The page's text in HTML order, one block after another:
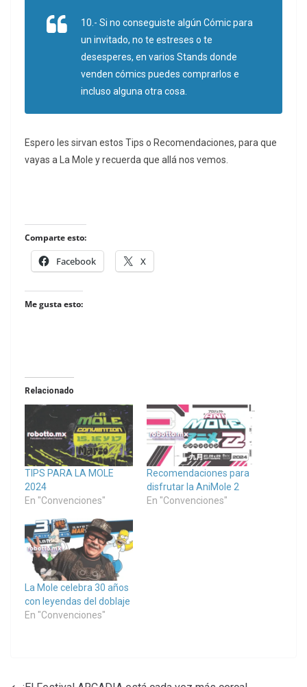
10.- Si no conseguiste algún Cómic para
un invitado, no te estreses o te
desesperes, en varios Stands donde
venden cómics puedes comprarlos e
incluso alguna otra cosa.
Espero les sirvan estos Tips o Recomendaciones, para que
vayas a La Mole y recuerda que allá nos vemos.
Comparte esto:
Facebook X
Me gusta esto:
Relacionado
TIPS PARA LA MOLE
2024
En "Convenciones"
Recomendaciones para
disfrutar la AniMole 2
En "Convenciones"
La Mole celebra 30 años
con leyendas del doblaje
En "Convenciones"